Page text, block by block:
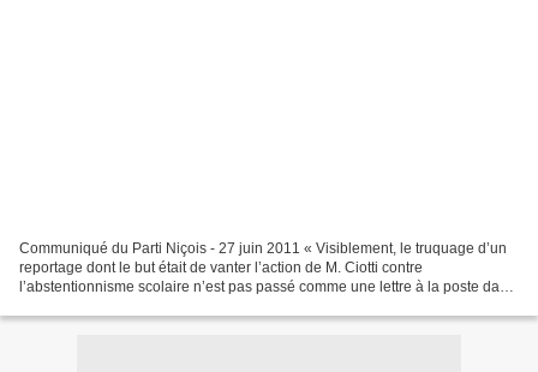
Communiqué du Parti Niçois - 27 juin 2011 « Visiblement, le truquage d’un
reportage dont le but était de vanter l’action de M. Ciotti contre
l’abstentionnisme scolaire n’est pas passé comme une lettre à la poste dans